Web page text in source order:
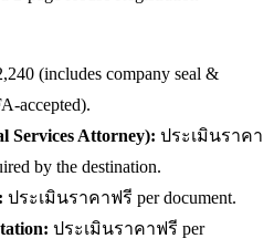
(includes company seal &
accepted).
Services Attorney): ประเมินราคา
by the destination.
ประเมินราคาฟรี per document.
ประเมินราคาฟรี per